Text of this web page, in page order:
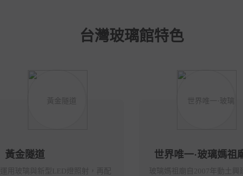
台灣玻璃館特色
黃金隧道
運用玻璃與新型LED燈照射，再配
世界唯一·玻璃媽祖
玻璃媽祖廟自2007年動土興